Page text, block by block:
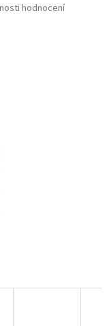
hodnocení